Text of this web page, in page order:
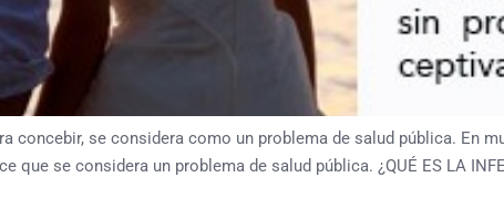
concebir, se considera como un problema de salud pública. En
se considera un problema de salud pública. ¿QUÉ ES LA